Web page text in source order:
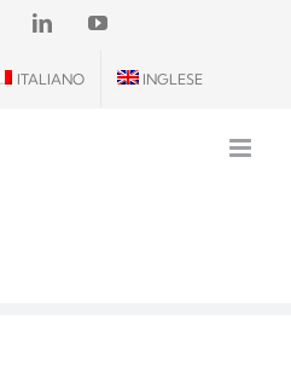
LINKEDINYOUTUBE
ITALIANO INGLESE